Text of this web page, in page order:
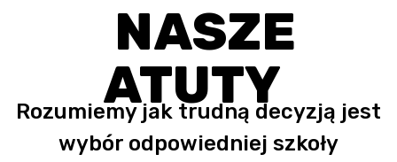
NASZE
ATUTY
Rozumiemy jak trudną decyzją jest
wybór odpowiedniej szkoły